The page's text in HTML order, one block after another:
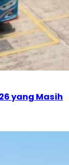
yang Masih